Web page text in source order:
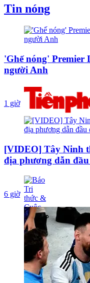
Tin nóng
'Ghế nóng' Premier
người Anh
1 giờ
[VIDEO] Tây Ninh
địa phương dẫn
6 giờ